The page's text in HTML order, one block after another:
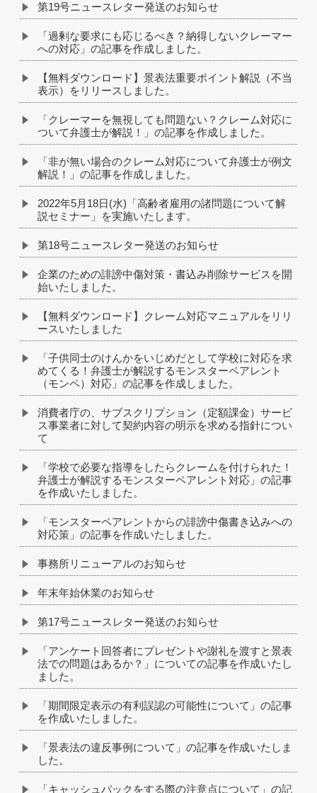
第19号ニュースレター発送のお知らせ
「過剰な要求にも応じるべき？納得しないクレーマー
への対応」の記事を作成しました。
【無料ダウンロード】景表法重要ポイント解説（不当
表示）をリリースしました。
「クレーマーを無視しても問題ない？クレーム対応に
ついて弁護士が解説！」の記事を作成しました。
「非が無い場合のクレーム対応について弁護士が例文
解説！」の記事を作成しました。
2022年5月18日(水)「高齢者雇用の諸問題について解
説セミナー」を実施いたします。
第18号ニュースレター発送のお知らせ
企業のための誹謗中傷対策・書込み削除サービスを開
始いたしました。
【無料ダウンロード】クレーム対応マニュアルをリリ
ースいたしました
「子供同士のけんかをいじめだとして学校に対応を求
めてくる！弁護士が解説するモンスターペアレント
（モンペ）対応」の記事を作成しました。
消費者庁の、サブスクリプション（定額課金）サービ
ス事業者に対して契約内容の明示を求める指針につい
て
「学校で必要な指導をしたらクレームを付けられた！
弁護士が解説するモンスターペアレント対応」の記事
を作成いたしました。
「モンスターペアレントからの誹謗中傷書き込みへの
対応策」の記事を作成いたしました。
事務所リニューアルのお知らせ
年末年始休業のお知らせ
第17号ニュースレター発送のお知らせ
「アンケート回答者にプレゼントや謝礼を渡すと景表
法での問題はあるか？」についての記事を作成いたし
ました。
「期間限定表示の有利誤認の可能性について」の記事
を作成いたしました。
「景表法の違反事例について」の記事を作成いたしま
した。
「キャッシュバックをする際の注意点について」の記